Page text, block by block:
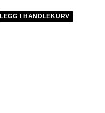
LEGG I HANDLEKURV